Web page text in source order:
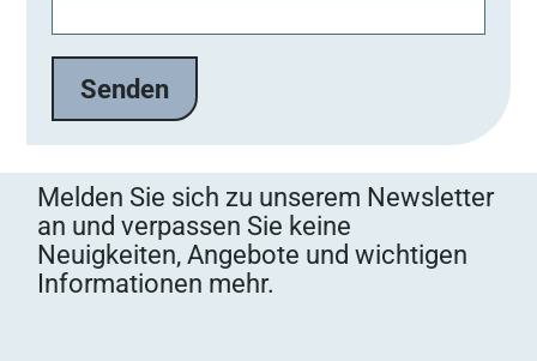
t
a
s
s
e
d
i
e
Melden Sie sich zu unserem Newsletter
an und verpassen Sie keine
Neuigkeiten, Angebote und wichtigen
Informationen mehr.